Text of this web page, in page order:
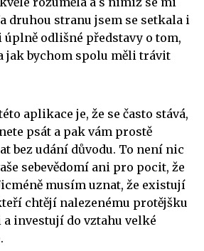
druhou stranu jsem se setkala i
odlišné představy o tom,
jak bychom spolu měli trávit
aplikace je, že se často stává,
psát a pak vám prostě
bez udání důvodu. To není nic
sebevědomí ani pro pocit, že
musím uznat, že existují
chtějí nalezenému protějšku
a investují do vztahu velké